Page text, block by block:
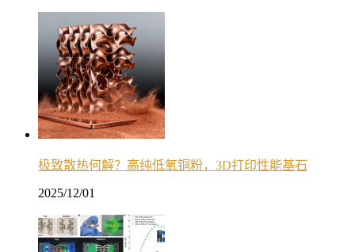
极致散热何解？高纯低氧铜粉，3D打印性能基石
2025/12/01